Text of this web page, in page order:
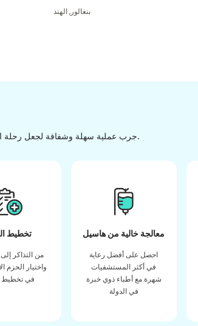
بنغالور,الهند
جرب عملية سهلة وشفافة لجعل رحلة العلاج الخاصة بك ناجحة من الاكتشاف إلى التفريغ من خلال عملية سهلة وسلسة.
تخطيط
من التذاكر
واختيار الحزم
في تخطيط
معالجة خالية من هاسيل
احصل على أفضل رعاية
في أكثر المستشفيات
شهرة مع أطباء ذوي خبرة
في الدولة